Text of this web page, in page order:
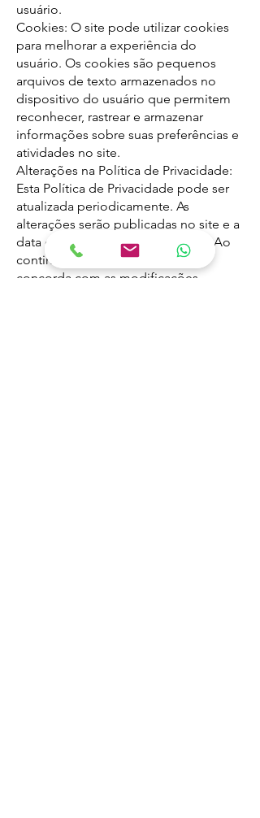
usuário.
Cookies: O site pode utilizar cookies
para melhorar a experiência do
usuário. Os cookies são pequenos
arquivos de texto armazenados no
dispositivo do usuário que permitem
reconhecer, rastrear e armazenar
informações sobre suas preferências e
atividades no site.
Alterações na Política de Privacidade:
Esta Política de Privacidade pode ser
atualizada periodicamente. As
alterações serão publicadas no site e a
data de atualização será indicada. Ao
continuar a utilizar o site, você
concorda com as modificações